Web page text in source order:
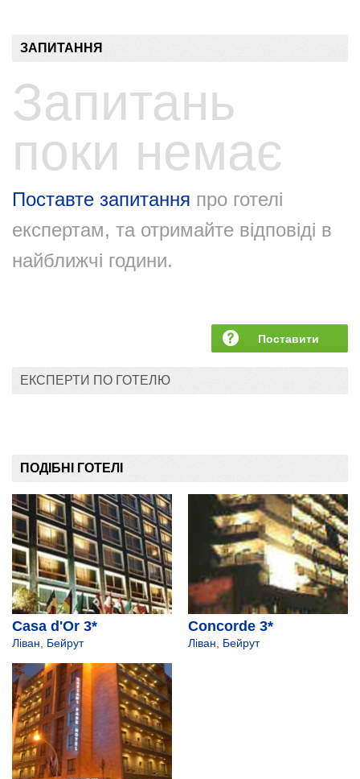
ЗАПИТАННЯ
Запитань
поки немає
Поставте запитання про готелі
експертам, та отримайте відповіді в
найближчі години.
Поставити
ЕКСПЕРТИ ПО ГОТЕЛЮ
ПОДІБНІ ГОТЕЛІ
Casa d'Or 3*
Ліван, Бейрут
Concorde 3*
Ліван, Бейрут